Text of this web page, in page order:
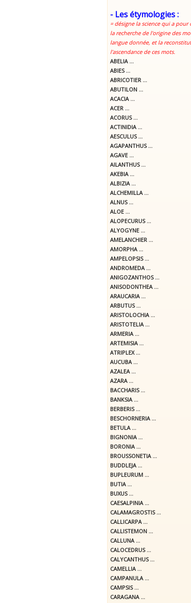
- Les étymologies :
= désigne la science qui a pour
la recherche de l'origine des
langue donnée, et la
l'ascendance de ces mots.
ABELIA ...
ABIES ...
ABRICOTIER ...
ABUTILON ...
ACACIA ...
ACER ...
ACORUS ...
ACTINIDIA ...
AESCULUS ...
AGAPANTHUS ...
AGAVE ...
AILANTHUS ...
AKEBIA ...
ALBIZIA ...
ALCHEMILLA ...
ALNUS ...
ALOE ...
ALOPECURUS ...
ALYOGYNE ...
AMELANCHIER ...
AMORPHA ...
AMPELOPSIS ...
ANDROMEDA ...
ANIGOZANTHOS ...
ANISODONTHEA ...
ARAUCARIA ...
ARBUTUS ...
ARISTOLOCHIA ...
ARISTOTELIA ...
ARMERIA ...
ARTEMISIA ...
ATRIPLEX ...
AUCUBA ...
AZALEA ...
AZARA ...
BACCHARIS ...
BANKSIA ...
BERBERIS ...
BESCHORNERIA ...
BETULA ...
BIGNONIA ...
BORONIA ...
BROUSSONETIA ...
BUDDLEJA ...
BUPLEURUM ...
BUTIA ...
BUXUS ...
CAESALPINIA ...
CALAMAGROSTIS ...
CALLICARPA ...
CALLISTEMON ...
CALLUNA ...
CALOCEDRUS ...
CALYCANTHUS ...
CAMELLIA ...
CAMPANULA ...
CAMPSIS ...
CARAGANA ...